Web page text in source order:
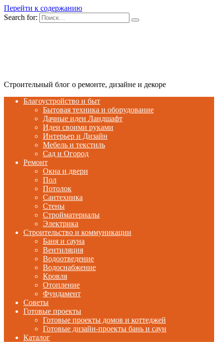
Перейти к содержанию
Search for:
Строительный блог о ремонте, дизайне и декоре
Благоустройство и быт
Бытовая техника и оборудование
Дачные идеи Ландшафт
Идеи своими руками
Интерьер и Дизайн
Мебель и текстиль
Сад и Огород
Ремонт
Окна и двери
Пол
Потолок
Сантехника
Стены
Стройматериалы
Электрика
Строительство и коммуникации
Баня и сауна
Вентиляция
Водоотведение
Водоснабжение
Кровля
Отопление
Фундамент
Советы
Готовые проекты
Готовые проекты домов и коттеджей
Готовые дизайн-проекты бань и саун
Каталог